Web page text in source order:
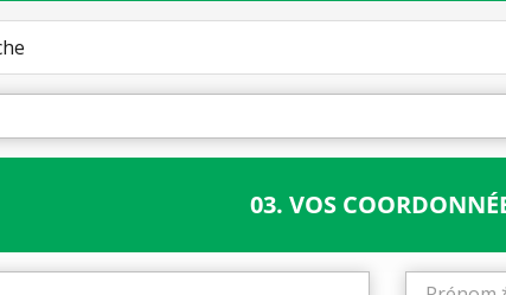
03. VOS